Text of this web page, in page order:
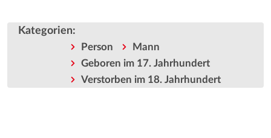
Kategorien:
Person
Mann
Geboren im 17. Jahrhundert
Verstorben im 18. Jahrhundert